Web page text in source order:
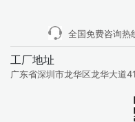
全国免费咨询热
工厂地址
广东省深圳市龙华区龙华大道